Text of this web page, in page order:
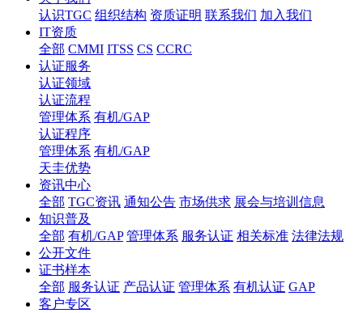
认识TGC 组织结构 资质证明 联系我们 加入我们
IT资质
全部 CMMI ITSS CS CCRC
认证服务
认证领域
认证流程
管理体系 有机/GAP
认证程序
管理体系 有机/GAP
天圭优势
资讯中心
全部 TGC资讯 通知公告 市场供求 展会与培训信息
知识普及
全部 有机/GAP 管理体系 服务认证 相关标准 法律法规
公开文件
证书样本
全部 服务认证 产品认证 管理体系 有机认证 GAP
客户专区